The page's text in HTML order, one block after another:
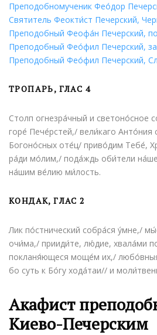
Преподобномученик Фео́дор
Святитель Феокти́ст Печерский,
Преподобный Феофа́н Печерский,
Преподобный Фео́фил Печерский,
Преподобный Фео́фил Печерский,
ТРОПАРЬ, ГЛАС 4
Столп огнезра́чный и светоно́сное
горе́ Пече́рстей,/ вели́каго
Богоно́сных оте́ц/ приво́дим Тебе́,
ра́ди мо́лим,/ пода́ждь оби́тели
на́шим ве́лию ми́лость.
КОНДАК,ГЛАС 2
Лик по́стнический собра́ся у́мне,/
очи́ма,/ прииди́те, лю́дие, хвала́ми
покланя́ющеся моще́м их,/
бо суть к Бо́гу хода́таи// и
Акафист
Киево-Печерским